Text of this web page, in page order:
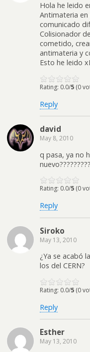
Hola he leido
Antimateria en
comunicado
Colisionador
cometido,
antimateria y
Esto he leido
Rating: 0.0/5 (0
Reply
david
May 8, 2010
q pasa, ya no
Rating: 0.0/5 (0
Reply
Siroko
May 13, 2010
¿Ya se acabó
los del CERN?
Rating: 0.0/5 (0
Reply
Esther
May 13, 2010